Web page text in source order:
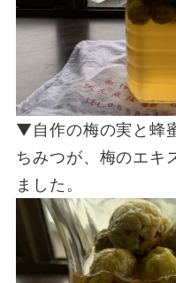
▼自作の梅の実と蜂
ちみつが、梅のエキ
ました。